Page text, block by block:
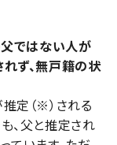
父ではない人が
ず、無戸籍の状
定（※）される
、父と推定され